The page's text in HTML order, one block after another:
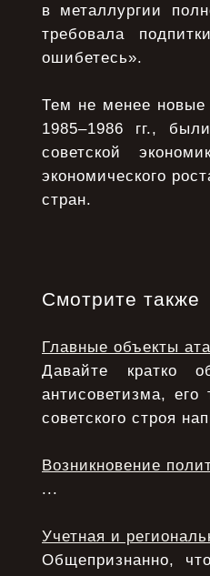
в металлургии
требовала
ошибетесь».
Тем не менее новые
1985–1986 гг.,
советской
экономического
стран.
Смотрите также
Главные объекты
Давайте кратко
антисоветизма,
советского строя
Возникновение
...
Учетная и
Общепризнанно,